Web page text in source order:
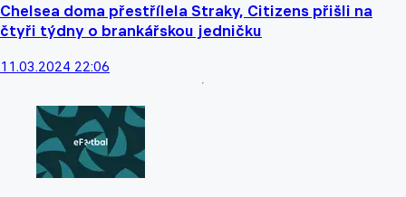
Chelsea doma přestřílela Straky, Citizens přišli na
čtyři týdny o brankářskou jedničku
11.03.2024 22:06